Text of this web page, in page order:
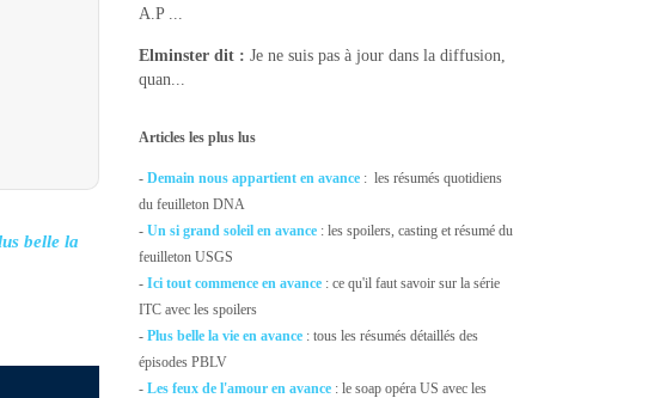
belle la
A.P ...
Elminster dit : Je ne suis pas à jour dans la diffusion,
quan...
Articles les plus lus
-Demain nous appartient en avance : les résumés quotidiens
du feuilleton DNA
-Un si grand soleil en avance : les spoilers, casting et résumé du
feuilleton USGS
-Ici tout commence en avance : ce qu'il faut savoir sur la série
ITC avec les spoilers
- Plus belle la vie en avance : tous les résumés détaillés des
épisodes PBLV
-Les feux de l'amour en avance : le soap opéra US avec les